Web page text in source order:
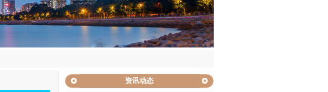
资讯动态